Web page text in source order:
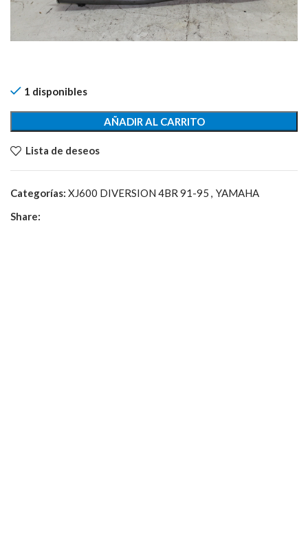
1 disponibles
AÑADIR AL CARRITO
Lista de deseos
Categorías: XJ600 DIVERSION 4BR 91-95 , YAMAHA
Share: